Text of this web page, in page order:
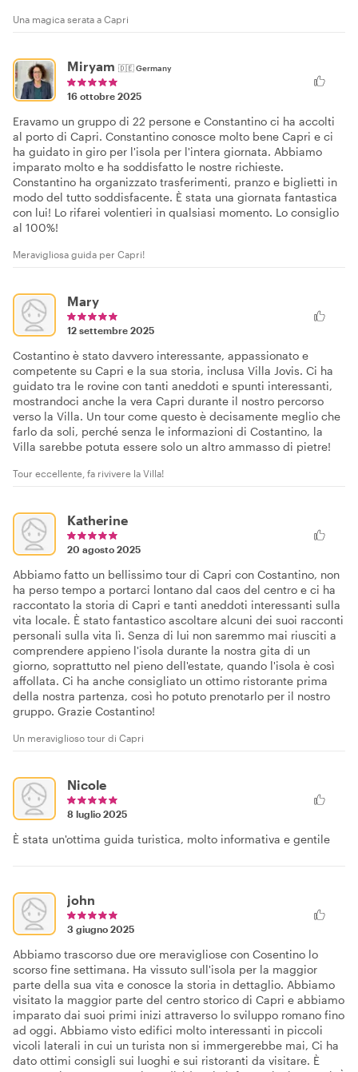
Una magica serata a Capri
Miryam 🇩🇪Germany
16 ottobre 2025
Eravamo un gruppo di 22 persone e Constantino ci ha accolti
al porto di Capri. Constantino conosce molto bene Capri e ci
ha guidato in giro per l'isola per l'intera giornata. Abbiamo
imparato molto e ha soddisfatto le nostre richieste.
Constantino ha organizzato trasferimenti, pranzo e biglietti in
modo del tutto soddisfacente. È stata una giornata fantastica
con lui! Lo rifarei volentieri in qualsiasi momento. Lo consiglio
al 100%!
Meravigliosa guida per Capri!
Mary
12 settembre 2025
Costantino è stato davvero interessante, appassionato e
competente su Capri e la sua storia, inclusa Villa Jovis. Ci ha
guidato tra le rovine con tanti aneddoti e spunti interessanti,
mostrandoci anche la vera Capri durante il nostro percorso
verso la Villa. Un tour come questo è decisamente meglio che
farlo da soli, perché senza le informazioni di Costantino, la
Villa sarebbe potuta essere solo un altro ammasso di pietre!
Tour eccellente, fa rivivere la Villa!
Katherine
20 agosto 2025
Abbiamo fatto un bellissimo tour di Capri con Costantino, non
ha perso tempo a portarci lontano dal caos del centro e ci ha
raccontato la storia di Capri e tanti aneddoti interessanti sulla
vita locale. È stato fantastico ascoltare alcuni dei suoi racconti
personali sulla vita lì. Senza di lui non saremmo mai riusciti a
comprendere appieno l'isola durante la nostra gita di un
giorno, soprattutto nel pieno dell'estate, quando l'isola è così
affollata. Ci ha anche consigliato un ottimo ristorante prima
della nostra partenza, così ho potuto prenotarlo per il nostro
gruppo. Grazie Costantino!
Un meraviglioso tour di Capri
Nicole
8 luglio 2025
È stata un'ottima guida turistica, molto informativa e gentile
john
3 giugno 2025
Abbiamo trascorso due ore meravigliose con Cosentino lo
scorso fine settimana. Ha vissuto sull'isola per la maggior
parte della sua vita e conosce la storia in dettaglio. Abbiamo
visitato la maggior parte del centro storico di Capri e abbiamo
imparato dai suoi primi inizi attraverso lo sviluppo romano fino
ad oggi. Abbiamo visto edifici molto interessanti in piccoli
vicoli laterali in cui un turista non si immergerebbe mai, Ci ha
dato ottimi consigli sui luoghi e sui ristoranti da visitare. È